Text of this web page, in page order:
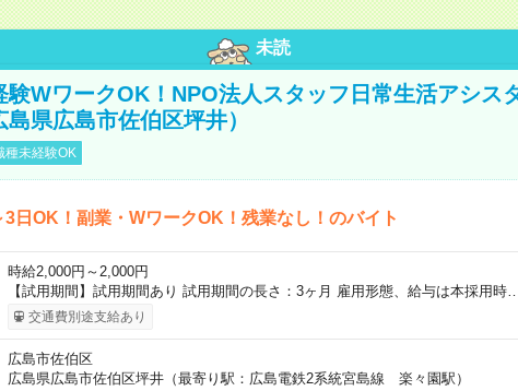
未読
験WワークOK！NPO法人スタッフ日常生活アシ
県広島市佐伯区坪井）
種未経験OK
3日OK！副業・WワークOK！残業なし！のバイト
時給2,000円～2,000円
【試用期間】試用期間あり 試用期間の長さ：3ヶ月 雇用形態、給与は本採用時
交通費別途支給あり
広島市佐伯区
広島県広島市佐伯区坪井（最寄り駅：広島電鉄2系統宮島線 楽々園駅）